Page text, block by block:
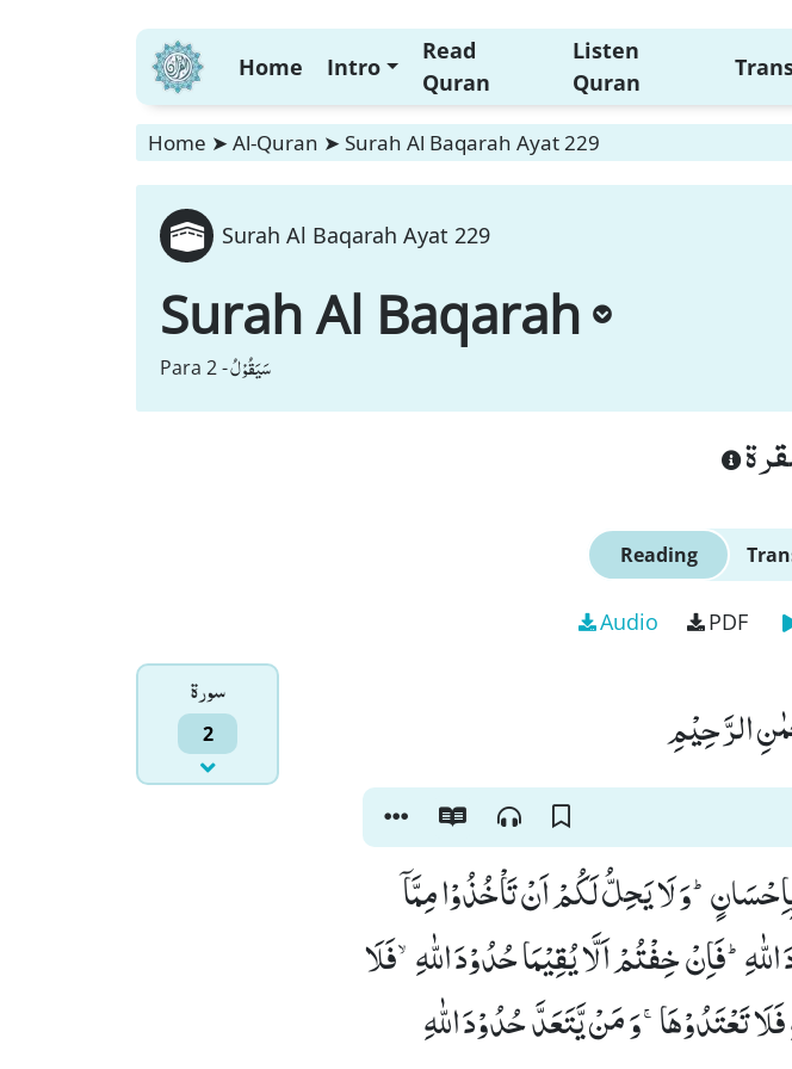
Home Intro
Read
Quran
Listen
Quran
Home ➤ Al-Quran ➤ Surah Al Baqarah Ayat 229
Surah Al Baqarah Ayat 229
Surah Al Baqarah
Para 2 -سَیَقُوْلُ
Reading
Audio PDF
سورۃ
2 الرَّحِیْمِ
وَ لَا یَحِلُّ لَكُمْ اَنْ تَاْخُذُوْا مِمَّاۤ
اللّٰهِؕ-فَاِنْ خِفْتُمْ اَلَّا یُقِیْمَا حُدُوْدَ اللّٰهِۙ-فَلَا
تَعْتَدُوْهَاۚ-وَ مَنْ یَّتَعَدَّ حُدُوْدَ اللّٰهِ